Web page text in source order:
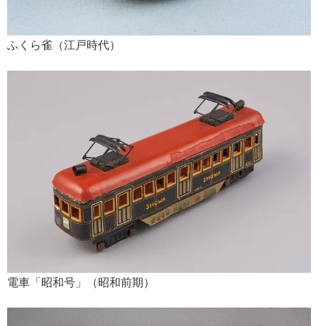
ふくら雀（江戸時代）
電車「昭和号」（昭和前期）